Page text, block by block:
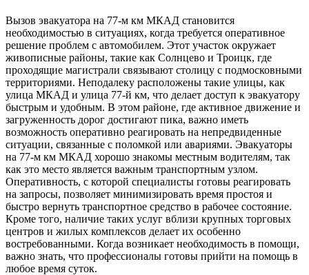
Вызов эвакуатора на 77-м км МКАД становится
необходимостью в ситуациях, когда требуется оперативное
решение проблем с автомобилем. Этот участок окружает
живописные районы, такие как Солнцево и Троицк, где
проходящие магистрали связывают столицу с подмосковными
территориями. Неподалеку расположены такие улицы, как
улица МКАД и улица 77-й км, что делает доступ к эвакуатору
быстрым и удобным. В этом районе, где активное движение и
загруженность дорог достигают пика, важно иметь
возможность оперативно реагировать на непредвиденные
ситуации, связанные с поломкой или авариями. Эвакуаторы
на 77-м км МКАД хорошо знакомы местным водителям, так
как это место является важным транспортным узлом.
Оперативность, с которой специалисты готовы реагировать
на запросы, позволяет минимизировать время простоя и
быстро вернуть транспортное средство в рабочее состояние.
Кроме того, наличие таких услуг вблизи крупных торговых
центров и жилых комплексов делает их особенно
востребованными. Когда возникает необходимость в помощи,
важно знать, что профессионалы готовы прийти на помощь в
любое время суток.